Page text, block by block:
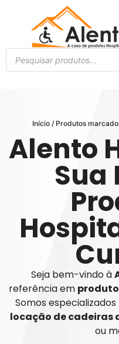
Início/ Produtos
Alento
Sua
Seja bem-vindo à
referência em
Somos
locação de cadeiras
ou